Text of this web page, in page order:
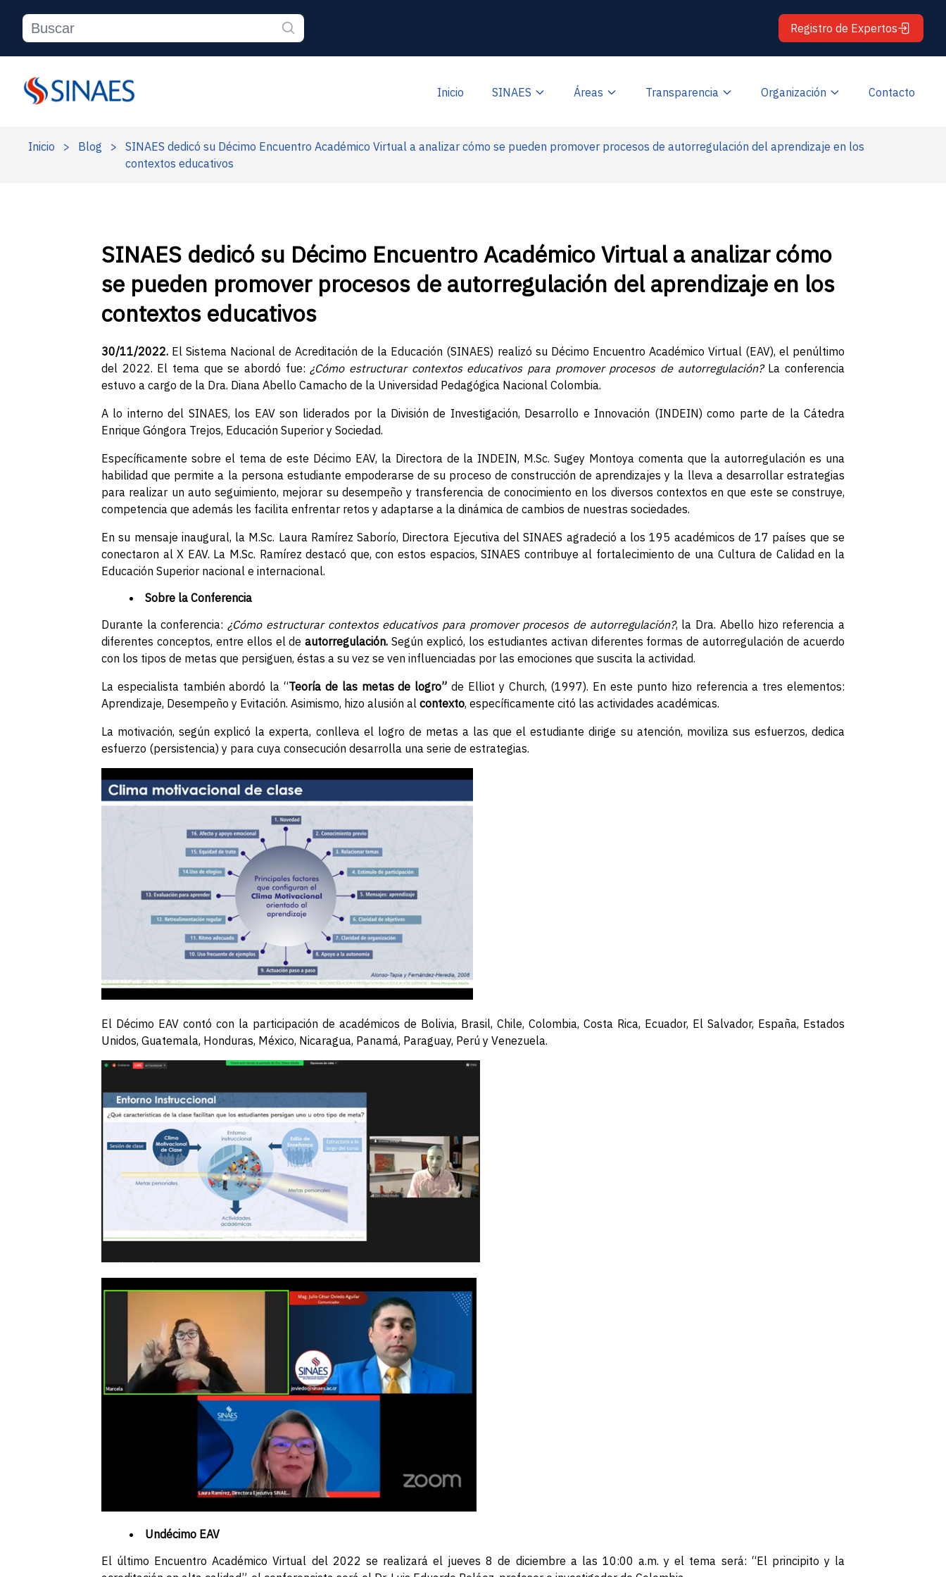
Registro de Expertos
Inicio SINAES Áreas Transparencia Organización Contacto
Inicio > Blog >
SINAES dedicó su Décimo Encuentro Académico Virtual a analizar cómo se pueden promover procesos de autorregulación del aprendizaje en los
contextos educativos
SINAES dedicó su Décimo Encuentro Académico Virtual a analizar cómo
se pueden promover procesos de autorregulación del aprendizaje en los
contextos educativos
30/11/2022. El Sistema Nacional de Acreditación de la Educación (SINAES) realizó su Décimo Encuentro Académico Virtual (EAV), el penúltimo
del 2022. El tema que se abordó fue:¿Cómo estructurar contextos educativos para promover procesos de autorregulación?La conferencia
estuvo a cargo de la Dra. Diana Abello Camacho de la Universidad Pedagógica Nacional Colombia.
A lo interno del SINAES, los EAV son liderados por la División de Investigación, Desarrollo e Innovación (INDEIN) como parte de la Cátedra
Enrique Góngora Trejos, Educación Superior y Sociedad.
Específicamente sobre el tema de este Décimo EAV, la Directora de la INDEIN, M.Sc. Sugey Montoya comenta que la autorregulación es una
habilidad que permite a la persona estudiante empoderarse de su proceso de construcción de aprendizajes y la lleva a desarrollar estrategias
para realizar un auto seguimiento, mejorar su desempeño y transferencia de conocimiento en los diversos contextos en que este se construye,
competencia que además les facilita enfrentar retos y adaptarse a la dinámica de cambios de nuestras sociedades.
En su mensaje inaugural, la M.Sc. Laura Ramírez Saborío, Directora Ejecutiva del SINAES agradeció a los 195 académicos de 17 países que se
conectaron al X EAV. La M.Sc. Ramírez destacó que, con estos espacios, SINAES contribuye al fortalecimiento de una Cultura de Calidad en la
Educación Superior nacional e internacional.
Sobre la Conferencia
Durante la conferencia:¿Cómo estructurar contextos educativos para promover procesos de autorregulación?, la Dra. Abello hizo referencia a
diferentes conceptos, entre ellos el deautorregulación. Según explicó, los estudiantes activan diferentes formas de autorregulación de acuerdo
con los tipos de metas que persiguen, éstas a su vez se ven influenciadas por las emociones que suscita la actividad.
La especialista también abordó la “Teoría de las metas de logro” de Elliot y Church, (1997). En este punto hizo referencia a tres elementos:
Aprendizaje, Desempeño y Evitación. Asimismo, hizo alusión al contexto, específicamente citó las actividades académicas.
La motivación, según explicó la experta, conlleva el logro de metas a las que el estudiante dirige su atención, moviliza sus esfuerzos, dedica
esfuerzo (persistencia) y para cuya consecución desarrolla una serie de estrategias.
El Décimo EAV contó con la participación de académicos de Bolivia, Brasil, Chile, Colombia, Costa Rica, Ecuador, El Salvador, España, Estados
Unidos, Guatemala, Honduras, México, Nicaragua, Panamá, Paraguay, Perú y Venezuela.
Undécimo EAV
El último Encuentro Académico Virtual del 2022 se realizará el jueves 8 de diciembre a las 10:00 a.m. y el tema será: “El principito y la